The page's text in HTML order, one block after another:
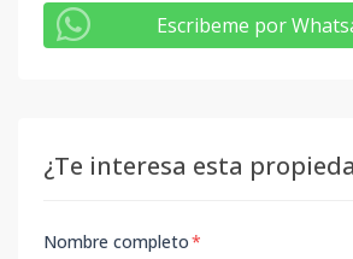
Escribeme por
¿Te interesa esta
Nombre completo*